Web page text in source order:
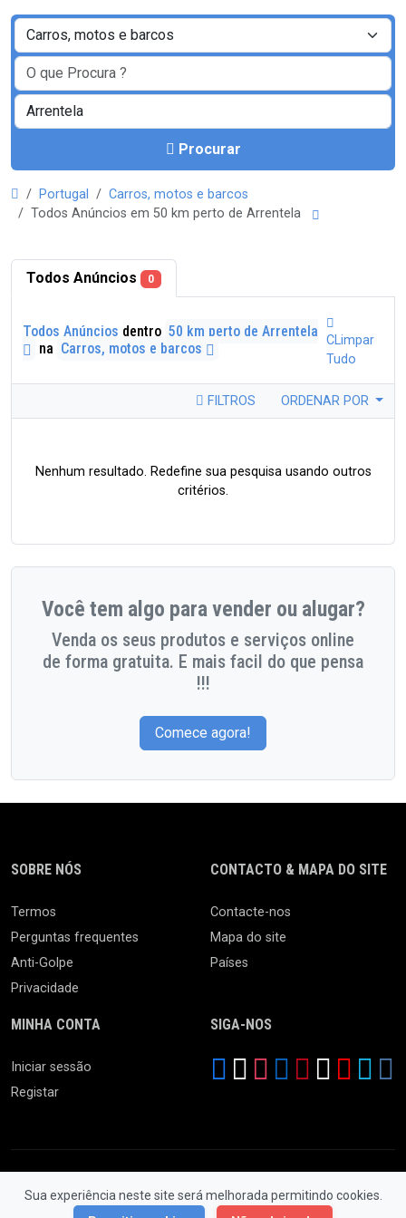
Procurar
Portugal
Carros, motos e barcos
Todos Anúncios em 50 km perto de Arrentela
Todos Anúncios 0
Todos Anúncios dentro 50 km perto de Arrentela
na Carros, motos e barcos
CLimpar
Tudo
FILTROS ORDENAR POR
Nenhum resultado. Redefine sua pesquisa usando outros
critérios.
Você tem algo para vender ou alugar?
Venda os seus produtos e serviços online
de forma gratuita. E mais facil do que pensa
!!!
Comece agora!
Sua experiência neste site será melhorada permitindo cookies.
SOBRE NÓS
Termos
Perguntas frequentes
Anti-Golpe
Privacidade
CONTACTO & MAPA DO SITE
Contacte-nos
Mapa do site
Países
MINHA CONTA
Iniciar sessão
Registar
SIGA-NOS
© 2026 Feira da Ladra. Todos os Direitos Reservados.